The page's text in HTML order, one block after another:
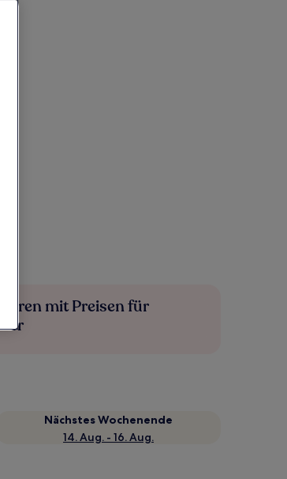
mit Preisen für
Nächstes Wochenende
14. Aug. - 16. Aug.